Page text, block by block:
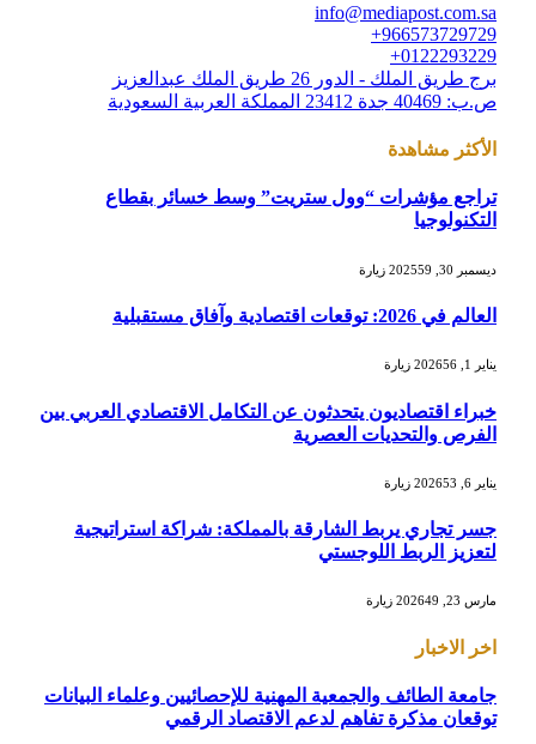
info@mediapost.com.sa
966573729729+
0122293229+
برج طريق الملك - الدور 26 طريق الملك عبدالعزيز
ص.ب: 40469 جدة 23412 المملكة العربية السعودية
الأكثر مشاهدة
تراجع مؤشرات “وول ستريت” وسط خسائر بقطاع
التكنولوجيا
ديسمبر 30, 2025 59 زيارة
العالم في 2026: توقعات اقتصادية وآفاق مستقبلية
يناير 1, 2026 56 زيارة
خبراء اقتصاديون يتحدثون عن التكامل الاقتصادي العربي بين
الفرص والتحديات العصرية
يناير 6, 2026 53 زيارة
جسر تجاري يربط الشارقة بالمملكة: شراكة استراتيجية
لتعزيز الربط اللوجستي
مارس 23, 2026 49 زيارة
اخر الاخبار
جامعة الطائف والجمعية المهنية للإحصائيين وعلماء البيانات
توقعان مذكرة تفاهم لدعم الاقتصاد الرقمي